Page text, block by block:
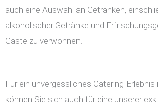
auch eine Auswahl an Getränken,
alkoholischer Getränke und
Gäste zu verwöhnen.
Für ein unvergessliches Catering-Erlebnis
können Sie sich auch für eine unserer